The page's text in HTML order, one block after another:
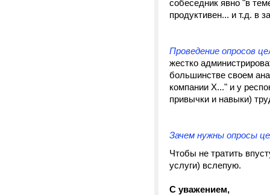
собеседник явно "в
продуктивен... и т.д. в
Проведение опросов
жестко
большинстве своем
компании Х..." и у
привычки и навыки)
Зачем нужны опросы
Чтобы не тратить
услуги) вслепую.
С уважением,